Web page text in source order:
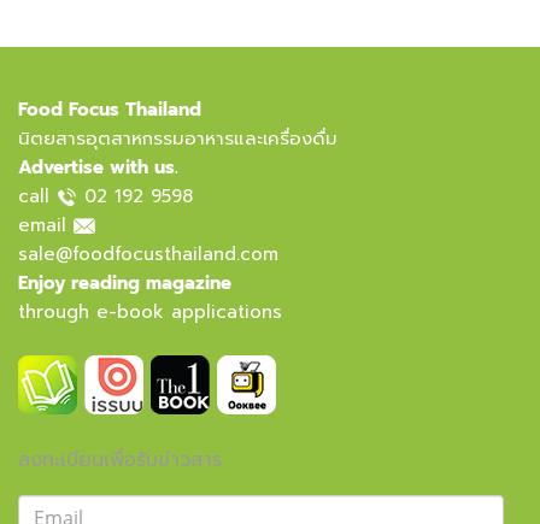
Food Focus Thailand
นิตยสารอุตสาหกรรมอาหารและเครื่องดื่ม
Advertise with us.
call
02 192 9598
email
sale@foodfocusthailand.com
Enjoy reading magazine
through e-book applications
ลงทะเบียนเพื่อรับข่าวสาร